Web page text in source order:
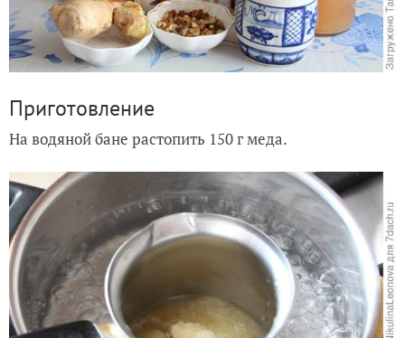
Приготовление
На водяной бане растопить 150 г меда.